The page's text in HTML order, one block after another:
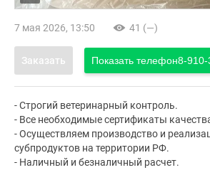
7 мая 2026, 13:50 41 (—)
Заказать Показать телефон8-910-
- Строгий ветеринарный контроль.
- Все необходимые сертификаты
- Осуществляем производство и
субпродуктов на территории РФ.
- Наличный и безналичный расчет.